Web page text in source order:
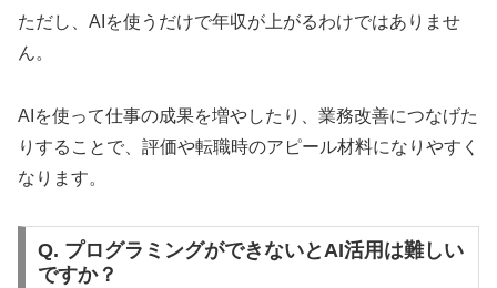
ただし、AIを使うだけで年収が上がるわけではありませ
ん。
AIを使って仕事の成果を増やしたり、業務改善につなげた
りすることで、評価や転職時のアピール材料になりやすく
なります。
Q. プログラミングができないとAI活用は難しい
ですか？